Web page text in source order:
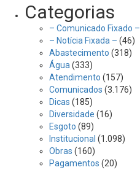
Categorias
– Comunicado Fixado –
– Notícia Fixada – (46)
Abastecimento (318)
Água (333)
Atendimento (157)
Comunicados (3.176)
Dicas (185)
Diversidade (16)
Esgoto (89)
Institucional (1.098)
Obras (160)
Pagamentos (20)